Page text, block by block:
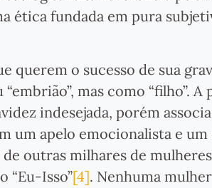
ética fundada em pura
querem o sucesso de sua
mas como “filho”.
indesejada, porém
um apelo emocionalista e
outras milhares de
“Eu-Isso”[4]. Nenhuma